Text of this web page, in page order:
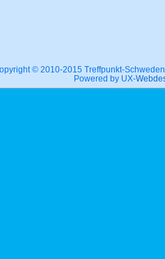
© 2010-2015 Treffpunkt-
Powered by UX-